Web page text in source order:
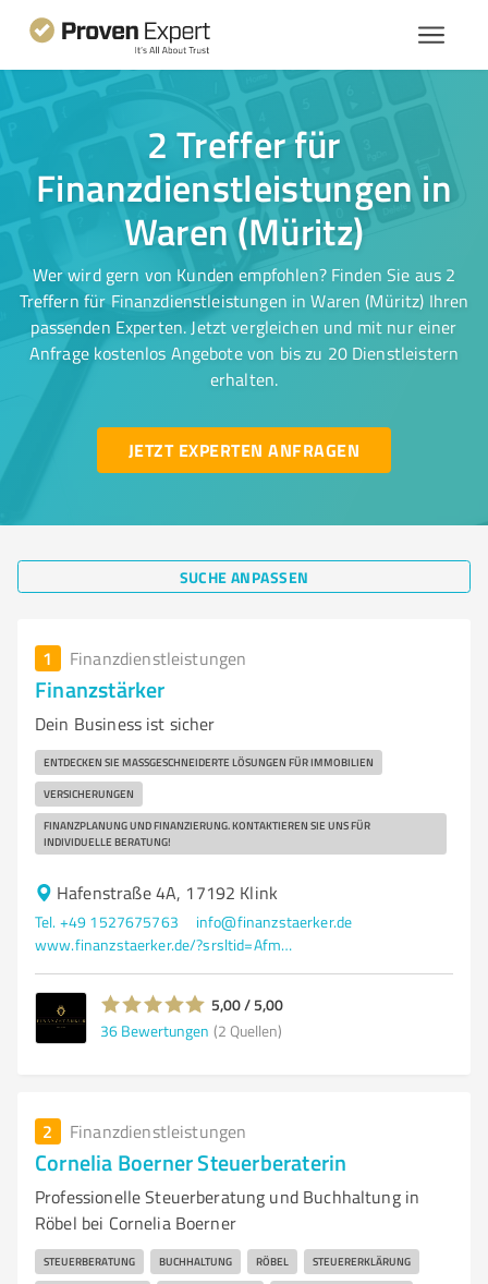
2 Treffer für
Finanzdienstleistungen in
Waren (Müritz)
Wer wird gern von Kunden empfohlen? Finden Sie aus 2
Treffern für Finanzdienstleistungen in Waren (Müritz) Ihren
passenden Experten. Jetzt vergleichen und mit nur einer
Anfrage kostenlos Angebote von bis zu 20 Dienstleistern
erhalten.
JETZT EXPERTEN ANFRAGEN
SUCHE ANPASSEN
1 Finanzdienstleistungen
Finanzstärker
Dein Business ist sicher
ENTDECKEN SIE MASSGESCHNEIDERTE LÖSUNGEN FÜR IMMOBILIEN
VERSICHERUNGEN
FINANZPLANUNG UND FINANZIERUNG. KONTAKTIEREN SIE UNS FÜR
INDIVIDUELLE BERATUNG!
Hafenstraße 4A, 17192 Klink
Tel. +49 1527675763
info@finanzstaerker.de
www.finanzstaerker.de/?srsltid=AfmBOorrOvNcQC6hyxSbyOcy0AbzsU1hrg9Ks6NLccmxE0uZwKZGp8i7
5,00 / 5,00
36 Bewertungen (2 Quellen)
2 Finanzdienstleistungen
Cornelia Boerner Steuerberaterin
Professionelle Steuerberatung und Buchhaltung in
Röbel bei Cornelia Boerner
STEUERBERATUNG BUCHHALTUNG RÖBEL STEUERERKLÄRUNG